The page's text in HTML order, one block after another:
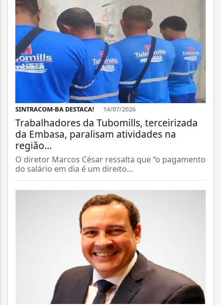
SINTRACOM-BA DESTACA! 14/07/2026
Trabalhadores da Tubomills, terceirizada
da Embasa, paralisam atividades na
região...
O diretor Marcos César ressalta que “o pagamento
do salário em dia é um direito...